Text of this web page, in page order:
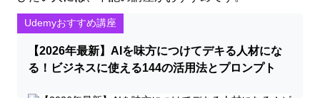
Udemyおすすめ講座
【2026年最新】AIを味方につけてデキる人材にな
る！ビジネスに使える144の活用法とプロンプト